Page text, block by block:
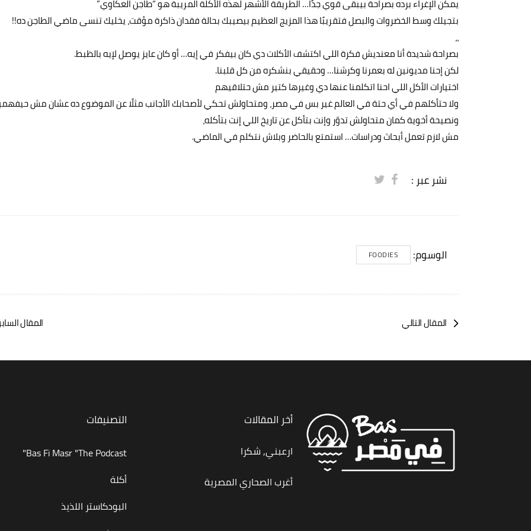
يمكن الإغراء برده بصراحة بيبقى قوي جدًا… الطريقة الأشهر لهذه الأكلة المريبة هو “طاجن العكاوي”
بتجيلك وسط الخضروات والبصل فتقريبًا هذا المزيج العظيم بيصيبك بحالة فقدان ذاكرة مؤقت، يخليك تنسى ماضي الطاجن ده!!
،،
بصراحة شديدة أنا معنديش فكرة اللي اكتشف الأكلات دي كان بيفكر في إيه… أو كان عايز يوصل لإيه بالظبط.
لكن إحنا مديونين له بعمرنا وكرشنا… وحقيقي بنشكره من كل قلبنا.
اختيارات الأكل اللي احنا اتكلمنا عنها دي وغيرها كتير مش حتلاقيهم
ولا حتأكلهم في أي حتة في العالم غير بس في مصر، ومتحاولش تحكي لأصحابك الأجانب مثلًا عن الموضوع ده عشان مش
ونصيحة أخوية كمان متحاولش تدوّر وإنت بتأكل عن تاريخ اللي إنت بتأكله،
مش لازم تعمل أبحاث ودراسات… استمتع بالحاضر وبلاش نتكلم في الماضي.
نشر عبر :
الوسوم: FOODIES
المقال المقال التالي
أخر المقالات
ارعبني, شكرا
أغرب الصحاري المصرية
التصنيفات
Bas Fi Masr "The Podcast"
أكلة
البودكاستر اللذيذ